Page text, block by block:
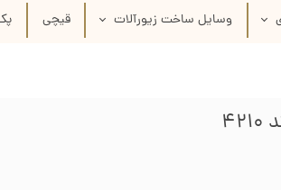
وسایل ساخت زیورآلات قیچی
تغییر گذر واژه
خروج از حساب کاربری